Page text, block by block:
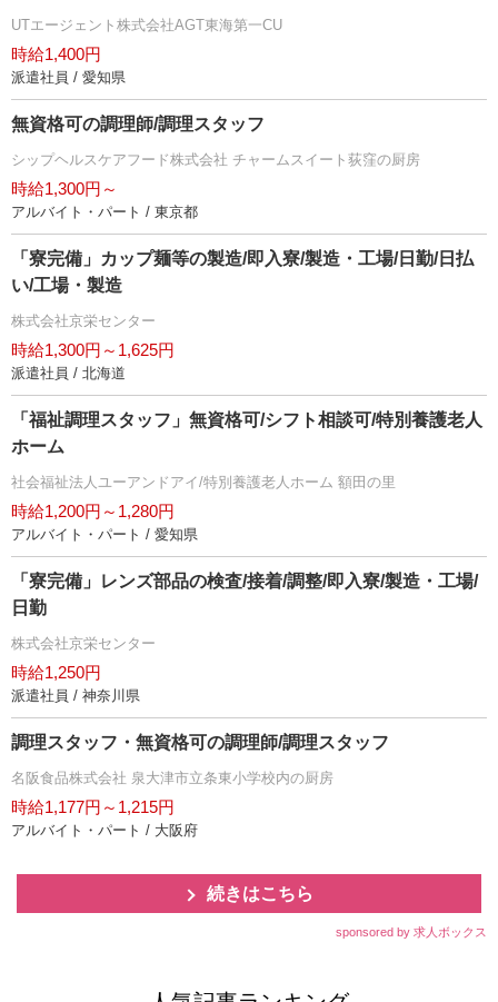
UTエージェント株式会社AGT東海第一CU
時給1,400円
派遣社員 / 愛知県
無資格可の調理師/調理スタッフ
シップヘルスケアフード株式会社 チャームスイート荻窪の厨房
時給1,300円～
アルバイト・パート / 東京都
「寮完備」カップ麺等の製造/即入寮/製造・工場/日勤/日払
い/工場・製造
株式会社京栄センター
時給1,300円～1,625円
派遣社員 / 北海道
「福祉調理スタッフ」無資格可/シフト相談可/特別養護老人
ホーム
社会福祉法人ユーアンドアイ/特別養護老人ホーム 額田の里
時給1,200円～1,280円
アルバイト・パート / 愛知県
「寮完備」レンズ部品の検査/接着/調整/即入寮/製造・工場/
日勤
株式会社京栄センター
時給1,250円
派遣社員 / 神奈川県
調理スタッフ・無資格可の調理師/調理スタッフ
名阪食品株式会社 泉大津市立条東小学校内の厨房
時給1,177円～1,215円
アルバイト・パート / 大阪府
続きはこちら
sponsored by 求人ボックス